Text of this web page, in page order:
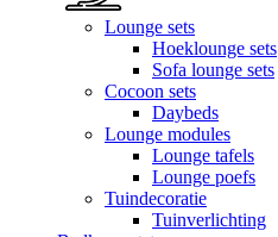
Lounge sets
Hoeklounge sets
Sofa lounge sets
Cocoon sets
Daybeds
Lounge modules
Lounge tafels
Lounge poefs
Tuindecoratie
Tuinverlichting